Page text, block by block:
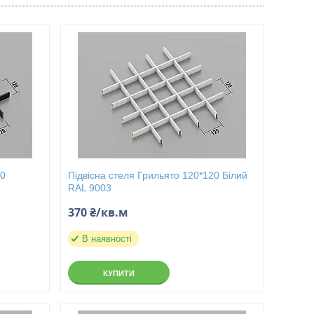
Підвісна стеля Грильято 120*120 Білий
RAL 9003
370 ₴/кв.м
В наявності
КУПИТИ